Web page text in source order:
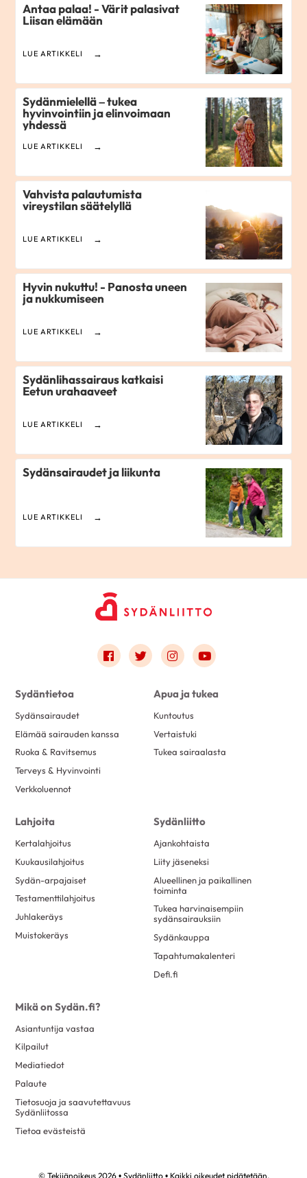
Antaa palaa! - Värit palasivat
Liisan elämään
LUE ARTIKKELI
Sydänmielellä – tukea
hyvinvointiin ja elinvoimaan
yhdessä
LUE ARTIKKELI
Vahvista palautumista
vireystilan säätelyllä
LUE ARTIKKELI
Hyvin nukuttu! - Panosta uneen
ja nukkumiseen
LUE ARTIKKELI
Sydänlihassairaus katkaisi
Eetun urahaaveet
LUE ARTIKKELI
Sydänsairaudet ja liikunta
LUE ARTIKKELI
Link to facebook
Link to twitter
Link to instagram
Link to youtube
Sydäntietoa
Sydänsairaudet
Elämää sairauden kanssa
Ruoka & Ravitsemus
Terveys & Hyvinvointi
Verkkoluennot
Apua ja tukea
Kuntoutus
Vertaistuki
Tukea sairaalasta
Lahjoita
Kertalahjoitus
Kuukausilahjoitus
Sydän-arpajaiset
Testamenttilahjoitus
Juhlakeräys
Muistokeräys
Sydänliitto
Ajankohtaista
Liity jäseneksi
Alueellinen ja paikallinen
toiminta
Tukea harvinaisempiin
sydänsairauksiin
Sydänkauppa
Tapahtumakalenteri
Defi.fi
Mikä on Sydän.fi?
Asiantuntija vastaa
Kilpailut
Mediatiedot
Palaute
Tietosuoja ja saavutettavuus
Sydänliitossa
Tietoa evästeistä
© Tekijänoikeus 2026 • Sydänliitto • Kaikki oikeudet pidätetään.